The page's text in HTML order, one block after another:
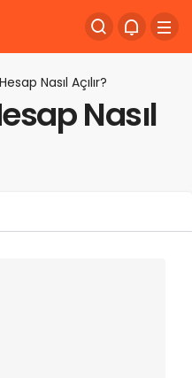
Nasıl Açılır?
Nasıl